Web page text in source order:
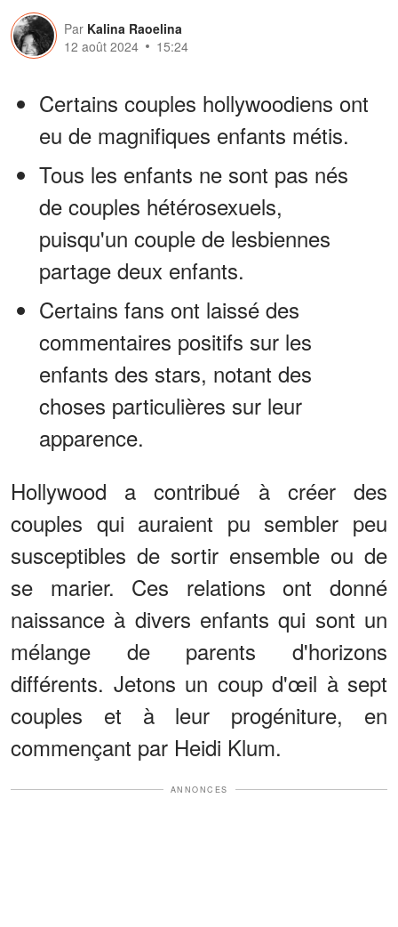
Par Kalina Raoelina
12 août 2024
15:24
Certains couples hollywoodiens ont
eu de magnifiques enfants métis.
Tous les enfants ne sont pas nés
de couples hétérosexuels,
puisqu'un couple de lesbiennes
partage deux enfants.
Certains fans ont laissé des
commentaires positifs sur les
enfants des stars, notant des
choses particulières sur leur
apparence.
Hollywood a contribué à créer des
couples qui auraient pu sembler peu
susceptibles de sortir ensemble ou de
se marier. Ces relations ont donné
naissance à divers enfants qui sont un
mélange de parents d'horizons
différents. Jetons un coup d'œil à sept
couples et à leur progéniture, en
commençant par Heidi Klum.
ANNONCES